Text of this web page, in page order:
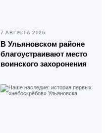
7 АВГУСТА 2026
В Ульяновском районе
благоустраивают место
воинского захоронения